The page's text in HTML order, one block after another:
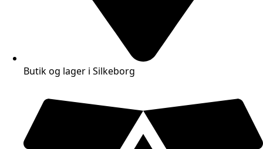
Butik og lager i Silkeborg